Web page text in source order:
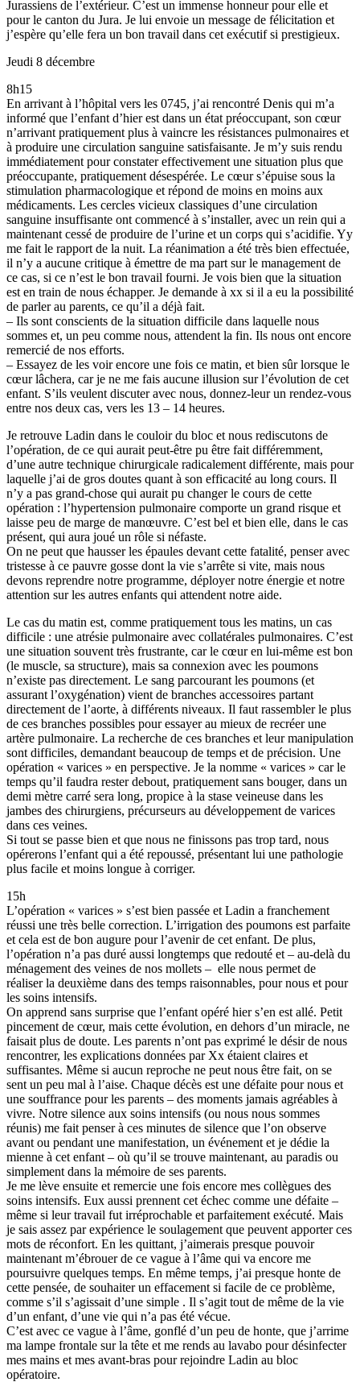
Jurassiens de l’extérieur. C’est un immense honneur pour elle et
pour le canton du Jura. Je lui envoie un message de félicitation et
j’espère qu’elle fera un bon travail dans cet exécutif si prestigieux.
Jeudi 8 décembre
8h15
En arrivant à l’hôpital vers les 0745, j’ai rencontré Denis qui m’a
informé que l’enfant d’hier est dans un état préoccupant, son cœur
n’arrivant pratiquement plus à vaincre les résistances pulmonaires et
à produire une circulation sanguine satisfaisante. Je m’y suis rendu
immédiatement pour constater effectivement une situation plus que
préoccupante, pratiquement désespérée. Le cœur s’épuise sous la
stimulation pharmacologique et répond de moins en moins aux
médicaments. Les cercles vicieux classiques d’une circulation
sanguine insuffisante ont commencé à s’installer, avec un rein qui a
maintenant cessé de produire de l’urine et un corps qui s’acidifie. Yy
me fait le rapport de la nuit. La réanimation a été très bien effectuée,
il n’y a aucune critique à émettre de ma part sur le management de
ce cas, si ce n’est le bon travail fourni. Je vois bien que la situation
est en train de nous échapper. Je demande à xx si il a eu la possibilité
de parler au parents, ce qu’il a déjà fait.
– Ils sont conscients de la situation difficile dans laquelle nous
sommes et, un peu comme nous, attendent la fin. Ils nous ont encore
remercié de nos efforts.
– Essayez de les voir encore une fois ce matin, et bien sûr lorsque le
cœur lâchera, car je ne me fais aucune illusion sur l’évolution de cet
enfant. S’ils veulent discuter avec nous, donnez-leur un rendez-vous
entre nos deux cas, vers les 13 – 14 heures.
Je retrouve Ladin dans le couloir du bloc et nous rediscutons de
l’opération, de ce qui aurait peut-être pu être fait différemment,
d’une autre technique chirurgicale radicalement différente, mais pour
laquelle j’ai de gros doutes quant à son efficacité au long cours. Il
n’y a pas grand-chose qui aurait pu changer le cours de cette
opération : l’hypertension pulmonaire comporte un grand risque et
laisse peu de marge de manœuvre. C’est bel et bien elle, dans le cas
présent, qui aura joué un rôle si néfaste.
On ne peut que hausser les épaules devant cette fatalité, penser avec
tristesse à ce pauvre gosse dont la vie s’arrête si vite, mais nous
devons reprendre notre programme, déployer notre énergie et notre
attention sur les autres enfants qui attendent notre aide.
Le cas du matin est, comme pratiquement tous les matins, un cas
difficile : une atrésie pulmonaire avec collatérales pulmonaires. C’est
une situation souvent très frustrante, car le cœur en lui-même est bon
(le muscle, sa structure), mais sa connexion avec les poumons
n’existe pas directement. Le sang parcourant les poumons (et
assurant l’oxygénation) vient de branches accessoires partant
directement de l’aorte, à différents niveaux. Il faut rassembler le plus
de ces branches possibles pour essayer au mieux de recréer une
artère pulmonaire. La recherche de ces branches et leur manipulation
sont difficiles, demandant beaucoup de temps et de précision. Une
opération « varices » en perspective. Je la nomme « varices » car le
temps qu’il faudra rester debout, pratiquement sans bouger, dans un
demi mètre carré sera long, propice à la stase veineuse dans les
jambes des chirurgiens, précurseurs au développement de varices
dans ces veines.
Si tout se passe bien et que nous ne finissons pas trop tard, nous
opérerons l’enfant qui a été repoussé, présentant lui une pathologie
plus facile et moins longue à corriger.
15h
L’opération « varices » s’est bien passée et Ladin a franchement
réussi une très belle correction. L’irrigation des poumons est parfaite
et cela est de bon augure pour l’avenir de cet enfant. De plus,
l’opération n’a pas duré aussi longtemps que redouté et – au-delà du
ménagement des veines de nos mollets – elle nous permet de
réaliser la deuxième dans des temps raisonnables, pour nous et pour
les soins intensifs.
On apprend sans surprise que l’enfant opéré hier s’en est allé. Petit
pincement de cœur, mais cette évolution, en dehors d’un miracle, ne
faisait plus de doute. Les parents n’ont pas exprimé le désir de nous
rencontrer, les explications données par Xx étaient claires et
suffisantes. Même si aucun reproche ne peut nous être fait, on se
sent un peu mal à l’aise. Chaque décès est une défaite pour nous et
une souffrance pour les parents – des moments jamais agréables à
vivre. Notre silence aux soins intensifs (ou nous nous sommes
réunis) me fait penser à ces minutes de silence que l’on observe
avant ou pendant une manifestation, un événement et je dédie la
mienne à cet enfant – où qu’il se trouve maintenant, au paradis ou
simplement dans la mémoire de ses parents.
Je me lève ensuite et remercie une fois encore mes collègues des
soins intensifs. Eux aussi prennent cet échec comme une défaite –
même si leur travail fut irréprochable et parfaitement exécuté. Mais
je sais assez par expérience le soulagement que peuvent apporter ces
mots de réconfort. En les quittant, j’aimerais presque pouvoir
maintenant m’ébrouer de ce vague à l’âme qui va encore me
poursuivre quelques temps. En même temps, j’ai presque honte de
cette pensée, de souhaiter un effacement si facile de ce problème,
comme s’il s’agissait d’une simple . Il s’agit tout de même de la vie
d’un enfant, d’une vie qui n’a pas été vécue.
C’est avec ce vague à l’âme, gonflé d’un peu de honte, que j’arrime
ma lampe frontale sur la tête et me rends au lavabo pour désinfecter
mes mains et mes avant-bras pour rejoindre Ladin au bloc
opératoire.